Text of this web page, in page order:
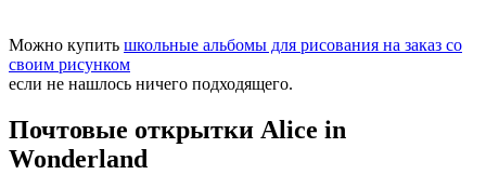
Можно купить школьные альбомы для рисования на заказ со
своим рисунком
если не нашлось ничего подходящего.
Почтовые открытки Alice in
Wonderland